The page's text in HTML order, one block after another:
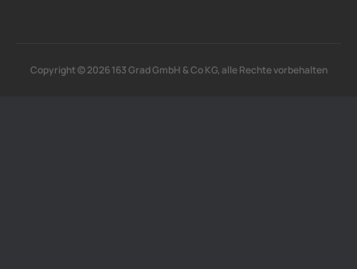
Copyright © 2026 163 Grad GmbH & Co KG, alle Rechte vorbehalten